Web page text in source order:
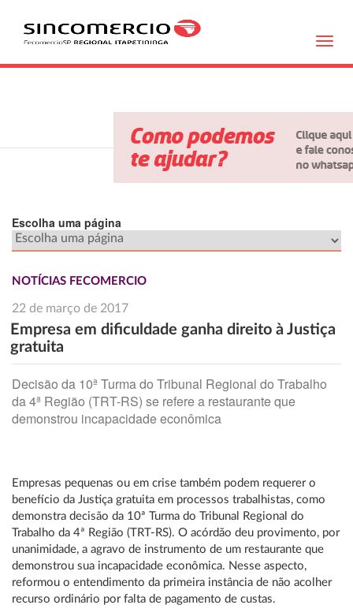
Escolha uma página
NOTÍCIAS FECOMERCIO
22 de março de 2017
Empresa em dificuldade ganha direito à Justiça
gratuita
Decisão da 10ª Turma do Tribunal Regional do Trabalho
da 4ª Região (TRT-RS) se refere a restaurante que
demonstrou incapacidade econômica
Empresas pequenas ou em crise também podem requerer o
benefício da Justiça gratuita em processos trabalhistas, como
demonstra decisão da 10ª Turma do Tribunal Regional do
Trabalho da 4ª Região (TRT-RS). O acórdão deu provimento, por
unanimidade, a agravo de instrumento de um restaurante que
demonstrou sua incapacidade econômica. Nesse aspecto,
reformou o entendimento da primeira instância de não acolher
recurso ordinário por falta de pagamento de custas.